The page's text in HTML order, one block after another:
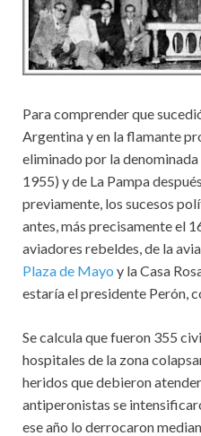
Para comprender que
Argentina y en la flamante
eliminado por la
1955) y de La Pampa
previamente, los sucesos
antes, más precisamente el
aviadores rebeldes, de la
Plaza de Mayo y la Casa
estaría el presidente Perón,
Se calcula que fueron 355
hospitales de la zona
heridos que debieron
antiperonistas se
ese año lo derrocaron